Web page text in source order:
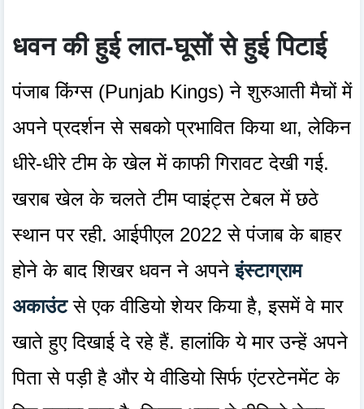
धवन की हुई लात-घूसों से हुई पिटाई
पंजाब किंग्स (Punjab Kings) ने शुरुआती मैचों में
अपने प्रदर्शन से सबको प्रभावित किया था, लेकिन
धीरे-धीरे टीम के खेल में काफी गिरावट देखी गई.
खराब खेल के चलते टीम प्वाइंट्स टेबल में छठे
स्थान पर रही. आईपीएल 2022 से पंजाब के बाहर
होने के बाद शिखर धवन ने अपनेइंस्टाग्राम
अकाउंटसे एक वीडियो शेयर किया है, इसमें वे मार
खाते हुए दिखाई दे रहे हैं. हालांकि ये मार उन्हें अपने
पिता से पड़ी है और ये वीडियो सिर्फ एंटरटेनमेंट के